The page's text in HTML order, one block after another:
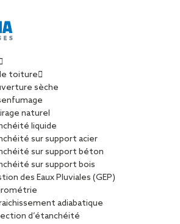
toiture
sèche
naturel
liquide
sur support acier
sur support béton
sur support bois
des Eaux Pluviales (GEP)
adiabatique
d’étanchéité